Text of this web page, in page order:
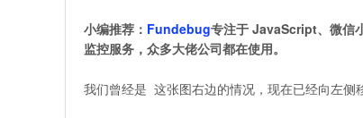
小编推荐： Fundebug专注于 JavaScript、微信
监控服务，众多大佬公司都在使用。
我们曾经是  这张图右边的情况，现在已经向左侧